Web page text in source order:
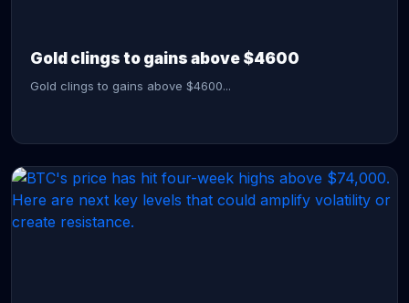
Gold clings to gains above $4600
Gold clings to gains above $4600...